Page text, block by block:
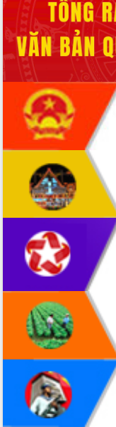
Xây dựng nền hành chính số
hành cùng nông dân dân,
Giai đoạn 2026-2030, Đắk
đấu có 77% xã đạt chuẩn
mới
Chuyển đổi số 'mở đường'
nghiệp Đắk Lắk tăng trưởng
Triển khai đồng bộ đo đạc,
địa chính, hoàn thiện cơ sở
Ứng dụng sinh trắc học -
trong hành trình chuyển đổi
Đắk Lắk nâng cao hiệu quả
Đảng từ Sổ tay đảng viên
Đắk Lắk đẩy mạnh nuôi biển
nghệ, hướng tới phát triển
bền vững
Tập huấn nâng cao năng lực
chuyển đổi số cho cán bộ,
cấp xã
Đắk Lắk phát động hưởng
Quyền của người tiêu dùng
Đẩy mạnh cải cách hành
tâm đạt được mục tiêu
hai con số trong năm 2026